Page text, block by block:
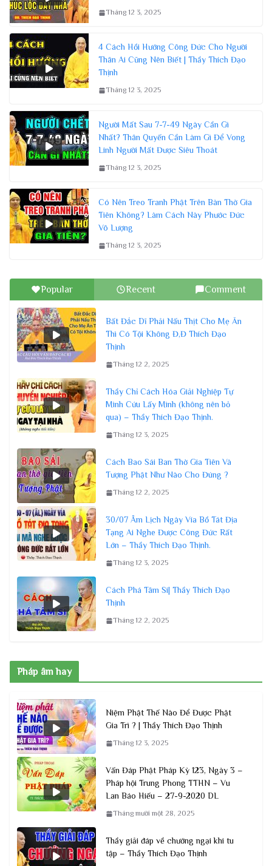
Tháng 12 3, 2025
4 Cách Hồi Hướng Công Đức Cho Người
Thân Ai Cũng Nên Biết | Thầy Thích Đạo
Thịnh
Tháng 12 3, 2025
Người Mất Sau 7-7-49 Ngày Cần Gì
Nhất? Thân Quyến Cần Làm Gì Để Vong
Linh Người Mất Được Siêu Thoát
Tháng 12 3, 2025
Có Nên Treo Tranh Phật Trên Bàn Thờ Gia
Tiên Không? Làm Cách Này Phước Đức
Vô Lượng
Tháng 12 3, 2025
Popular Recent Comment
Bất Đắc Dĩ Phải Nấu Thịt Cho Mẹ Ăn
Thì Có Tội Không Đ,Đ Thích Đạo
Thịnh
Tháng 12 2, 2025
Thầy Chỉ Cách Hóa Giải Nghiệp Tự
Mình Cứu Lấy Mình (không nên bỏ
qua) – Thầy Thích Đạo Thịnh.
Tháng 12 3, 2025
Cách Bao Sái Ban Thờ Gia Tiên Và
Tượng Phật Như Nào Cho Đúng ?
Tháng 12 2, 2025
30/07 Âm Lịch Ngày Vía Bồ Tát Địa
Tạng Ai Nghe Được Công Đức Rất
Lớn – Thầy Thích Đạo Thịnh.
Tháng 12 3, 2025
Cách Phá Tâm Si| Thầy Thích Đạo
Thịnh
Tháng 12 2, 2025
Pháp âm hay
Niệm Phật Thế Nào Để Được Phật
Gia Trì ? | Thầy Thích Đạo Thịnh
Tháng 12 3, 2025
Vấn Đáp Phật Pháp Kỳ 123, Ngày 3 –
Pháp hội Trung Phong TTHN – Vu
Lan Báo Hiếu – 27-9-2020 DL
Tháng mười một 28, 2025
Thầy giải đáp về chướng ngại khi tu
tập – Thầy Thích Đạo Thịnh